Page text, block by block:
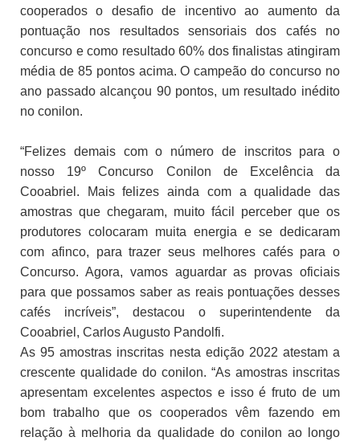
cooperados o desafio de incentivo ao aumento da
pontuação nos resultados sensoriais dos cafés no
concurso e como resultado 60% dos finalistas atingiram
média de 85 pontos acima. O campeão do concurso no
ano passado alcançou 90 pontos, um resultado inédito
no conilon.
“Felizes demais com o número de inscritos para o
nosso 19º Concurso Conilon de Excelência da
Cooabriel. Mais felizes ainda com a qualidade das
amostras que chegaram, muito fácil perceber que os
produtores colocaram muita energia e se dedicaram
com afinco, para trazer seus melhores cafés para o
Concurso. Agora, vamos aguardar as provas oficiais
para que possamos saber as reais pontuações desses
cafés incríveis”, destacou o superintendente da
Cooabriel, Carlos Augusto Pandolfi.
As 95 amostras inscritas nesta edição 2022 atestam a
crescente qualidade do conilon. “As amostras inscritas
apresentam excelentes aspectos e isso é fruto de um
bom trabalho que os cooperados vêm fazendo em
relação à melhoria da qualidade do conilon ao longo